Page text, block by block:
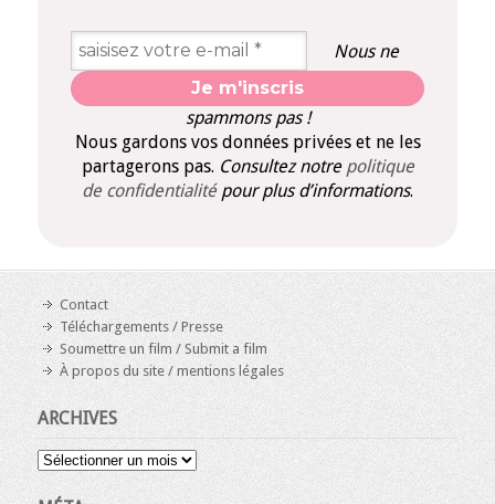
Nous ne
spammons pas !
Nous gardons vos données privées et ne les
partagerons pas. Consultez notre politique
de confidentialité pour plus d’informations.
Contact
Téléchargements / Presse
Soumettre un film / Submit a film
À propos du site / mentions légales
ARCHIVES
Archives